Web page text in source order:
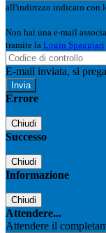
all'indirizzo indicato con
Non hai una e-mail
tramite la Login Spaggiari
E-mail inviata, si
Errore
Chiudi
Successo
Chiudi
Informazione
Chiudi
Attendere...
Attendere il